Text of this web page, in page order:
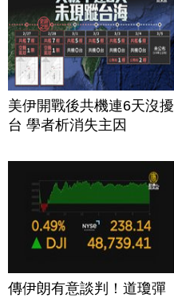
美伊開戰後共機連6天沒擾
台 學者析消失主因
傳伊朗有意談判！道瓊彈